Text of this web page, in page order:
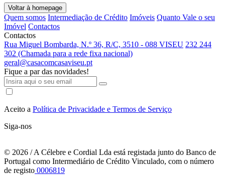
Voltar à homepage
Quem somos Intermediação de Crédito Imóveis Quanto Vale o seu
Imóvel Contactos
Contactos
Rua Miguel Bombarda, N.º 36, R/C, 3510 - 088 VISEU 232 244
302 (Chamada para a rede fixa nacional)
geral@casacomcasaviseu.pt
Fique a par das novidades!
Aceito a Política de Privacidade e Termos de Serviço
Siga-nos
© 2026 / A Célebre e Cordial Lda está registada junto do Banco de
Portugal como Intermediário de Crédito Vinculado, com o número
de registo 0006819